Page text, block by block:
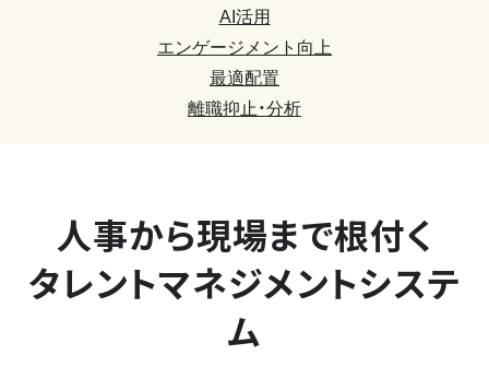
AI活用
エンゲージメント向上
最適配置
離職抑止・分析
人事から現場まで根付く
タレントマネジメントシステ
ム